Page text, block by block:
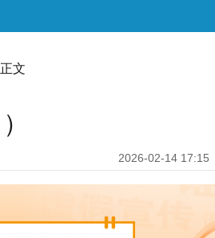
文
2026-02-14 17:15